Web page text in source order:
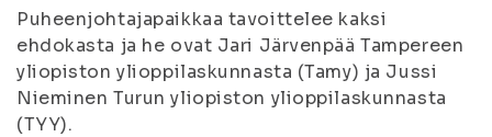
Puheenjohtajapaikkaa tavoittelee kaksi
ehdokasta ja he ovat Jari Järvenpää Tampereen
yliopiston ylioppilaskunnasta (Tamy) ja Jussi
Nieminen Turun yliopiston ylioppilaskunnasta
(TYY).